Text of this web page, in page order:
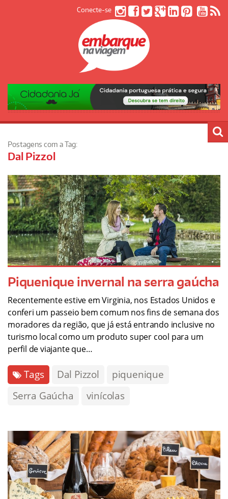
Conecte-se
Postagens com a Tag:
Dal Pizzol
Piquenique invernal na serra gaúcha
Recentemente estive em Virginia, nos Estados Unidos e
conferi um passeio bem comum nos fins de semana dos
moradores da região, que já está entrando inclusive no
turismo local como um produto super cool para um
perfil de viajante que…
Tags Dal Pizzol
piquenique
Serra Gaúcha
vinícolas